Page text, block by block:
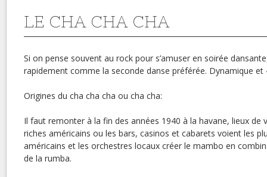
LE CHA CHA CHA
Si on pense souvent au rock pour s’amuser en soirée
rapidement comme la seconde danse préférée. Dynamique et
Origines du cha cha cha ou cha cha:
Il faut remonter à la fin des années 1940 à la havane, lieux de
riches américains ou les bars, casinos et cabarets voient les
américains et les orchestres locaux créer le mambo en
de la rumba.